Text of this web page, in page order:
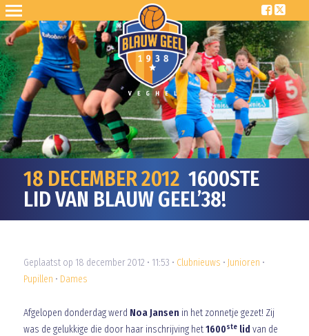
18 DECEMBER 2012 1600STE
LID VAN BLAUW GEEL’38!
Geplaatst op 18 december 2012 • 11:53 • Clubnieuws • Junioren •
Pupillen • Dames
Afgelopen donderdag werd Noa Jansen in het zonnetje gezet! Zij
was de gelukkige die door haar inschrijving het1600stelid van de